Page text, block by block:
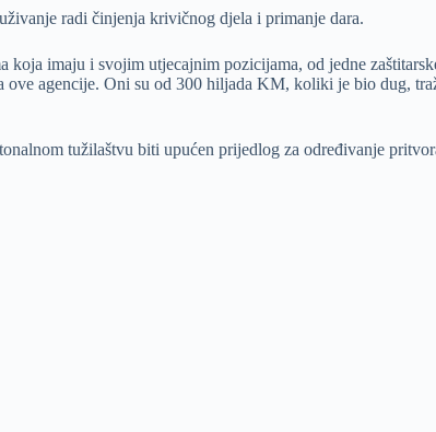
radi činjenja krivičnog djela i primanje dara.
koja imaju i svojim utjecajnim pozicijama, od jedne
agencije. Oni su od 300 hiljada KM, koliki je bio dug,
tužilaštvu biti upućen prijedlog za određivanje